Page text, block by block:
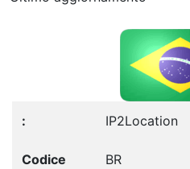
IP2Location
BR